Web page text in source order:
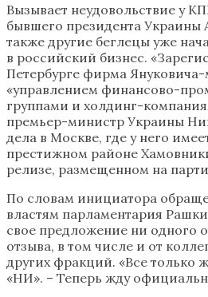
Вызывает неудовольствие у
бывшего президента Украины
также другие беглецы уже
в российский бизнес.
Петербурге фирма
«управлением финансово-
группами и холдинг-
премьер-министр Украины
дела в Москве, где у него
престижном районе
релизе, размещенном на
По словам инициатора
властям парламентария
свое предложение ни одного
отзыва, в том числе и от
других фракций. «Все только
«НИ». – Теперь жду